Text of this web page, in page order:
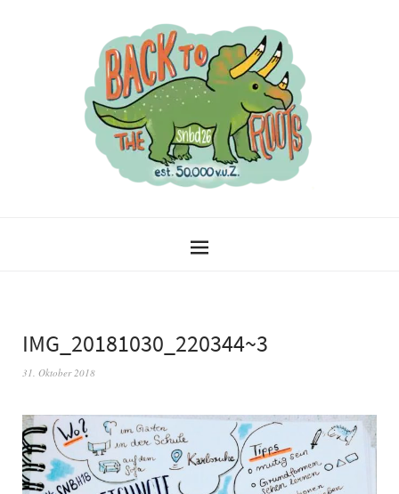
IMG_20181030_220344~3
31. Oktober 2018